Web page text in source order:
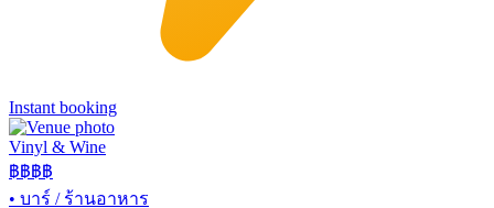
Instant booking
Vinyl & Wine
฿฿฿฿
• บาร์ / ร้านอาหาร